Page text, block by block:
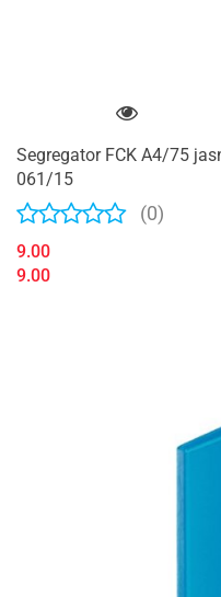
Segregator FCK A4/75
061/15
(0)
9.00
9.00